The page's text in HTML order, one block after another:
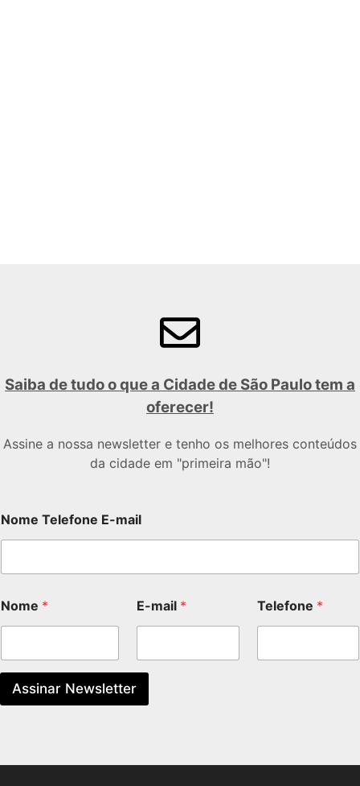
Saiba de tudo o que a Cidade de São Paulo tem a
oferecer!
Assine a nossa newsletter e tenho os melhores conteúdos
da cidade em "primeira mão"!
Nome Telefone E-mail
Nome * E-mail * Telefone *
Assinar Newsletter